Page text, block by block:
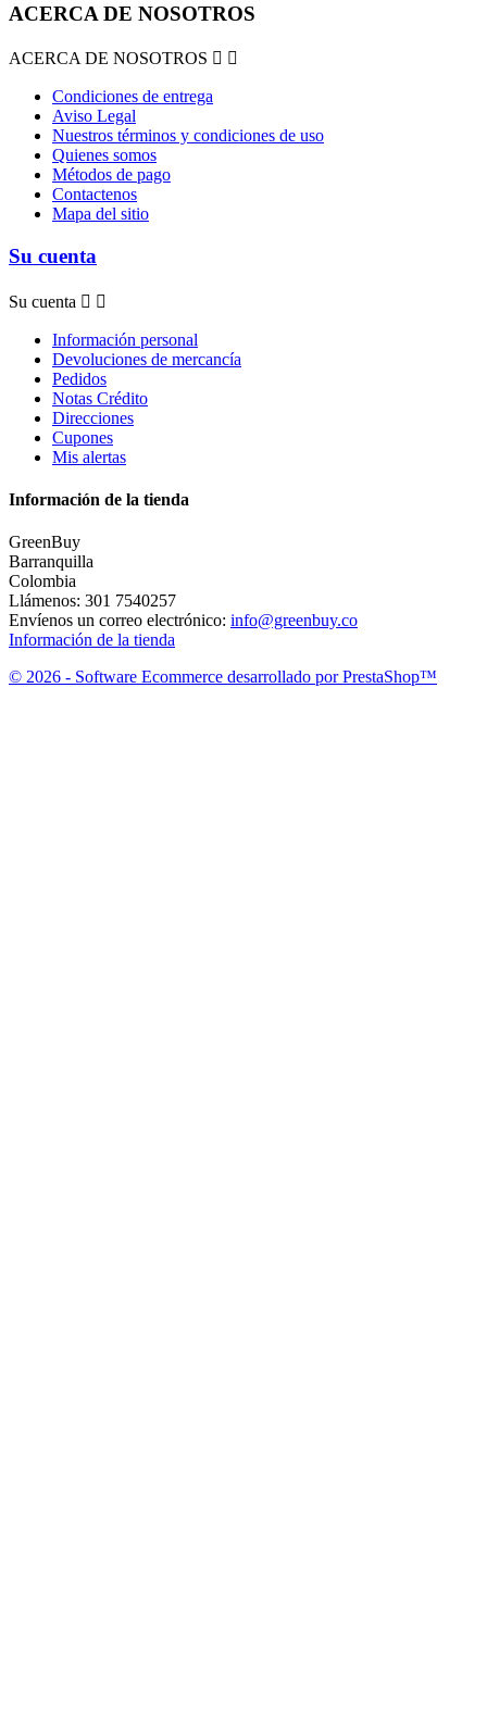
ACERCA DE NOSOTROS
ACERCA DE NOSOTROS  
Condiciones de entrega
Aviso Legal
Nuestros términos y condiciones de uso
Quienes somos
Métodos de pago
Contactenos
Mapa del sitio
Su cuenta
Su cuenta  
Información personal
Devoluciones de mercancía
Pedidos
Notas Crédito
Direcciones
Cupones
Mis alertas
Información de la tienda
GreenBuy
Barranquilla
Colombia
Llámenos: 301 7540257
Envíenos un correo electrónico: info@greenbuy.co
Información de la tienda
© 2026 - Software Ecommerce desarrollado por PrestaShop™